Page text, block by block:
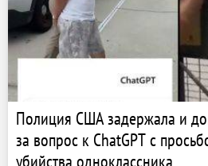
Полиция США задержала и
за вопрос к ChatGPT с
убийства одноклассника